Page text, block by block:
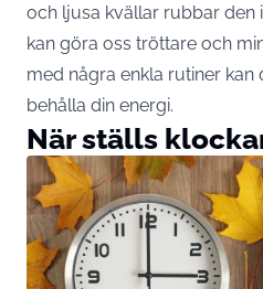
och ljusa kvällar rubbar den
kan göra oss tröttare och
med några enkla rutiner kan
behålla din energi.
När ställs